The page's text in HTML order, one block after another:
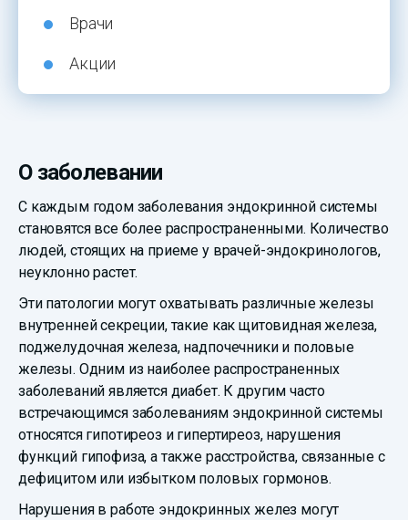
Врачи
Акции
О заболевании
С каждым годом заболевания эндокринной системы
становятся все более распространенными. Количество
людей, стоящих на приеме у врачей-эндокринологов,
неуклонно растет.
Эти патологии могут охватывать различные железы
внутренней секреции, такие как щитовидная железа,
поджелудочная железа, надпочечники и половые
железы. Одним из наиболее распространенных
заболеваний является диабет. К другим часто
встречающимся заболеваниям эндокринной системы
относятся гипотиреоз и гипертиреоз, нарушения
функций гипофиза, а также расстройства, связанные с
дефицитом или избытком половых гормонов.
Нарушения в работе эндокринных желез могут